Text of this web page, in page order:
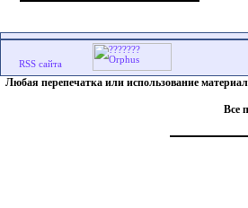
Любая перепечатка или использование
Все